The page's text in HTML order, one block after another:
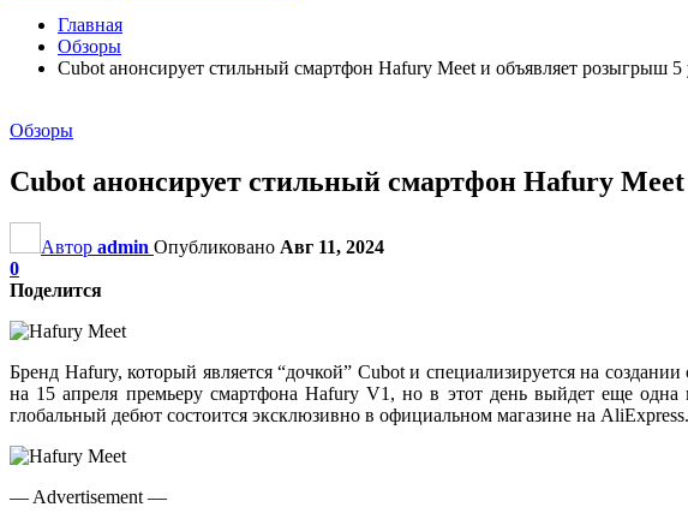
Главная
Обзоры
Cubot анонсирует стильный смартфон Hafury Meet и объявляет розыгрыш 5
Обзоры
Cubot анонсирует стильный смартфон Hafury
Автор admin Опубликовано Авг 11, 2024
0
Поделится
Бренд Hafury, который является “дочкой” Cubot и специализируется на
на 15 апреля премьеру смартфона Hafury V1, но в этот день выйдет еще
глобальный дебют состоится эксклюзивно в официальном магазине на AliExpress.
— Advertisement —